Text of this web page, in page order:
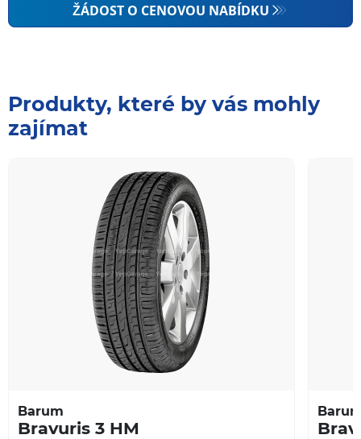
ŽÁDOST O CENOVOU NABÍDKU
Produkty, které by vás mohly
zajímat
Barum
Bravuris 3 HM